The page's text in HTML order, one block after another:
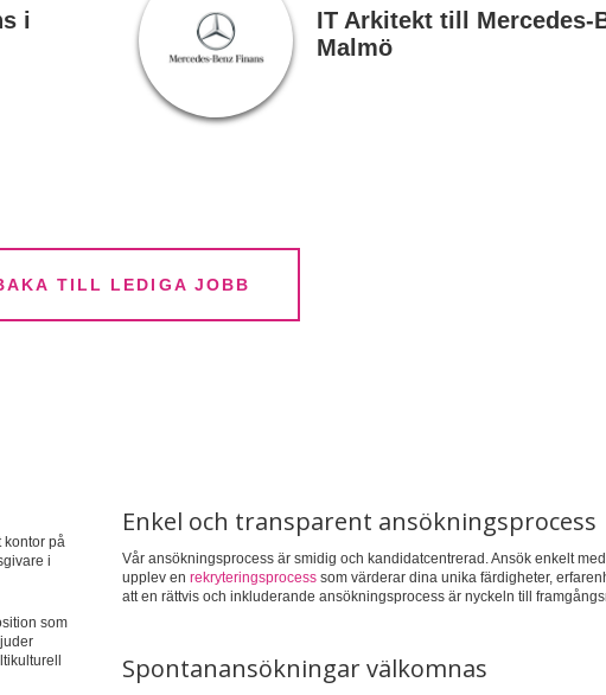
i
IT Arkitekt till Mercedes-
Malmö
TILL LEDIGA JOBB
kontor på
i
som
Enkel och transparent ansökningsprocess
Vår ansökningsprocess är smidig och kandidatcentrerad. Ansök enkelt
upplev en rekryteringsprocess som värderar dina unika färdigheter,
att en rättvis och inkluderande ansökningsprocess är nyckeln till
Spontanansökningar välkomnas